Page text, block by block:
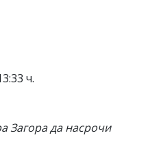
ч.
Загора да насрочи